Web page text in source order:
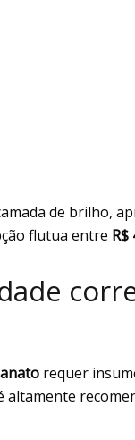
de brilho,
flutua entre R$
requer
altamente